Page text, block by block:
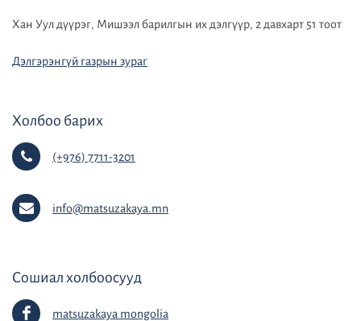
Хан Уул дүүрэг, Мишээл барилгын их дэлгүүр, 2 давхарт 51 тоот
Дэлгэрэнгүй газрын зураг
Холбоо барих
(+976) 7711-3201
info@matsuzakaya.mn
Сошиал холбоосууд
matsuzakaya mongolia